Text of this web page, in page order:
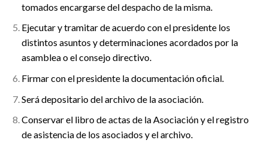
tomados encargarse del despacho de la misma.
Ejecutar y tramitar de acuerdo con el presidente los
distintos asuntos y determinaciones acordados por la
asamblea o el consejo directivo.
Firmar con el presidente la documentación oficial.
Será depositario del archivo de la asociación.
Conservar el libro de actas de la Asociación y el registro
de asistencia de los asociados y el archivo.